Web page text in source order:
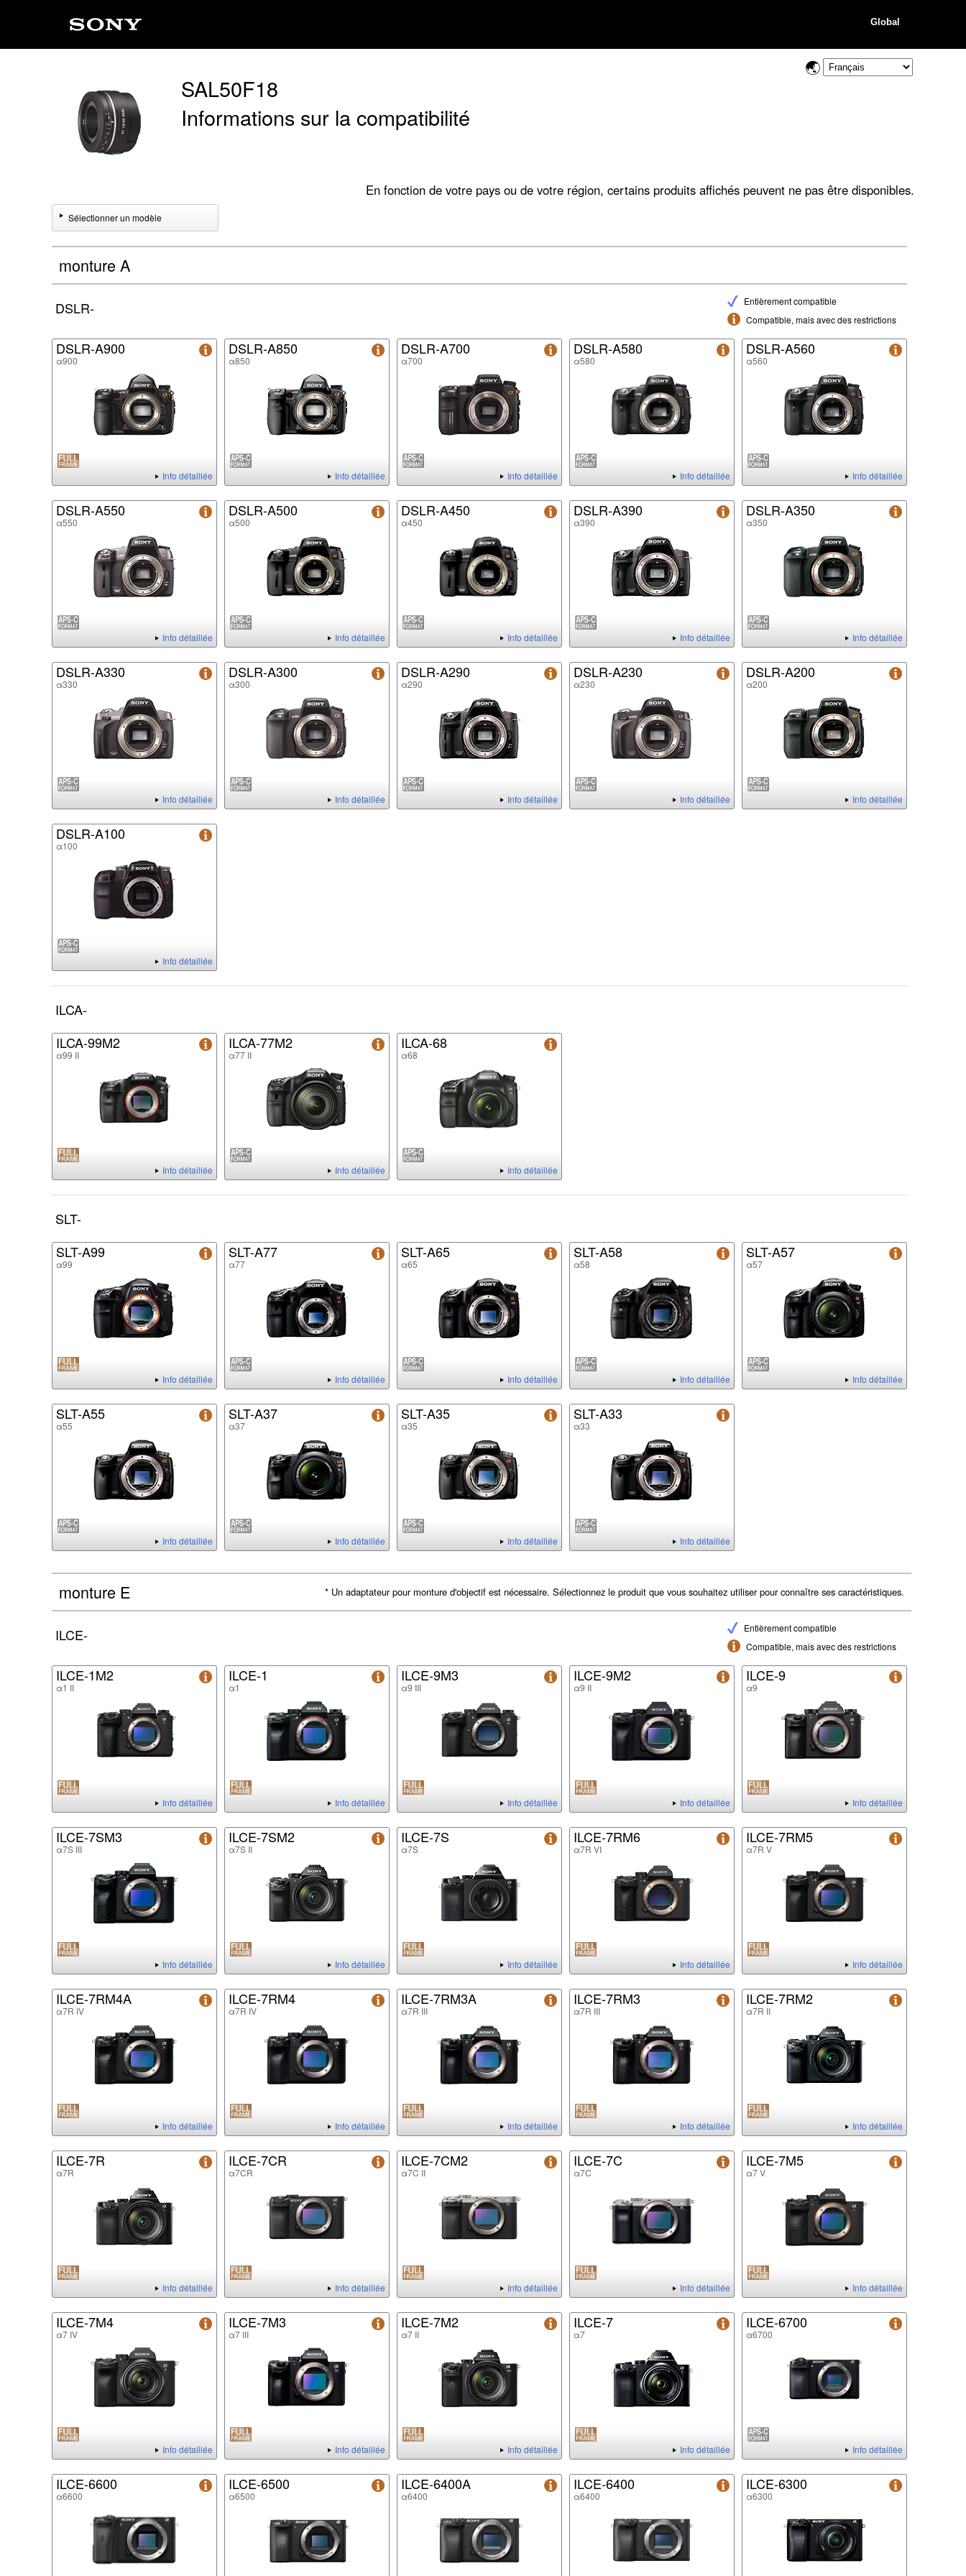
Global
SAL50F18
Informations sur la compatibilité
En fonction de votre pays ou de votre région, certains produits affichés peuvent ne pas être disponibles.
Sélectionner un modèle
monture A
Entièrement compatible
Compatible, mais avec des restrictions
DSLR-
DSLR-A900
α900
Info détaillée
DSLR-A850
α850
Info détaillée
DSLR-A700
α700
Info détaillée
DSLR-A580
α580
Info détaillée
DSLR-A560
α560
Info détaillée
DSLR-A550
α550
Info détaillée
DSLR-A500
α500
Info détaillée
DSLR-A450
α450
Info détaillée
DSLR-A390
α390
Info détaillée
DSLR-A350
α350
Info détaillée
DSLR-A330
α330
Info détaillée
DSLR-A300
α300
Info détaillée
DSLR-A290
α290
Info détaillée
DSLR-A230
α230
Info détaillée
DSLR-A200
α200
Info détaillée
DSLR-A100
α100
Info détaillée
ILCA-
ILCA-99M2
α99 II
Info détaillée
ILCA-77M2
α77 II
Info détaillée
ILCA-68
α68
Info détaillée
SLT-
SLT-A99
α99
Info détaillée
SLT-A77
α77
Info détaillée
SLT-A65
α65
Info détaillée
SLT-A58
α58
Info détaillée
SLT-A57
α57
Info détaillée
SLT-A55
α55
Info détaillée
SLT-A37
α37
Info détaillée
SLT-A35
α35
Info détaillée
SLT-A33
α33
Info détaillée
monture E * Un adaptateur pour monture d'objectif est nécessaire. Sélectionnez le produit que vous souhaitez utiliser pour connaître ses caractéristiques.
Entièrement compatible
Compatible, mais avec des restrictions
ILCE-
ILCE-1M2
α1 II
Info détaillée
ILCE-1
α1
Info détaillée
ILCE-9M3
α9 III
Info détaillée
ILCE-9M2
α9 II
Info détaillée
ILCE-9
α9
Info détaillée
ILCE-7SM3
α7S III
Info détaillée
ILCE-7SM2
α7S II
Info détaillée
ILCE-7S
α7S
Info détaillée
ILCE-7RM6
α7R VI
Info détaillée
ILCE-7RM5
α7R V
Info détaillée
ILCE-7RM4A
α7R IV
Info détaillée
ILCE-7RM4
α7R IV
Info détaillée
ILCE-7RM3A
α7R III
Info détaillée
ILCE-7RM3
α7R III
Info détaillée
ILCE-7RM2
α7R II
Info détaillée
ILCE-7R
α7R
Info détaillée
ILCE-7CR
α7CR
Info détaillée
ILCE-7CM2
α7C II
Info détaillée
ILCE-7C
α7C
Info détaillée
ILCE-7M5
α7 V
Info détaillée
ILCE-7M4
α7 IV
Info détaillée
ILCE-7M3
α7 III
Info détaillée
ILCE-7M2
α7 II
Info détaillée
ILCE-7
α7
Info détaillée
ILCE-6700
α6700
Info détaillée
ILCE-6600
α6600
ILCE-6500
α6500
ILCE-6400A
α6400
ILCE-6400
α6400
ILCE-6300
α6300